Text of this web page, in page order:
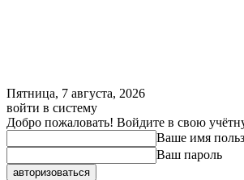
Пятница, 7 августа, 2026
войти в систему
Добро пожаловать! Войдите в свою
Ваше имя
Ваш пароль